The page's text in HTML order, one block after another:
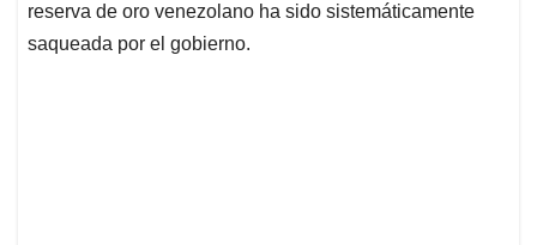
reserva de oro venezolano ha sido sistemáticamente
saqueada por el gobierno.